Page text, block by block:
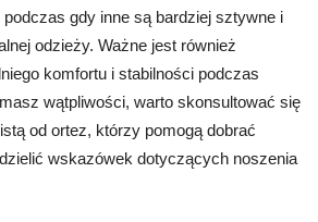
gdy inne są bardziej sztywne i
odzieży. Ważne jest również
komfortu i stabilności podczas
wątpliwości, warto skonsultować się
od ortez, którzy pomogą dobrać
wskazówek dotyczących noszenia